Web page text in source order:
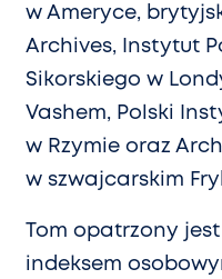
w Ameryce,
Archives, Instytut
Sikorskiego w
Vashem, Polski
w Rzymie oraz
w szwajcarskim
Tom opatrzony
indeksem